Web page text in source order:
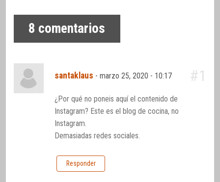
8 comentarios
santaklaus -marzo 25, 2020 - 10:17 #1
¿Por qué no poneis aquí el contenido de
Instagram? Este es el blog de cocina, no
Instagram.
Demasiadas redes sociales.
Responder